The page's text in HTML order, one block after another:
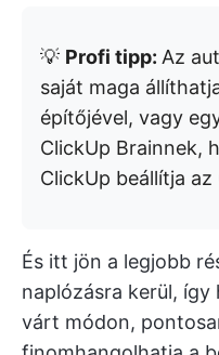
💡 Profi tipp: Az
saját maga
építőjével, vagy
ClickUp Brainnek,
ClickUp beállítja
És itt jön a legjobb
naplózásra kerül, így
várt módon,